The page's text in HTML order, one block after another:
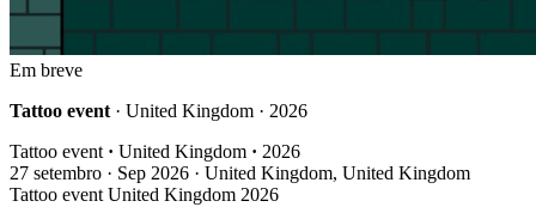
Em breve
Tattoo event · United Kingdom · 2026
Tattoo event · United Kingdom · 2026
27 setembro · Sep 2026 · United Kingdom, United Kingdom
Tattoo event United Kingdom 2026